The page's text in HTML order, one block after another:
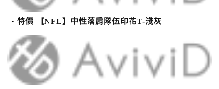
特價 【NFL】中性落肩隊伍印花T-淺灰